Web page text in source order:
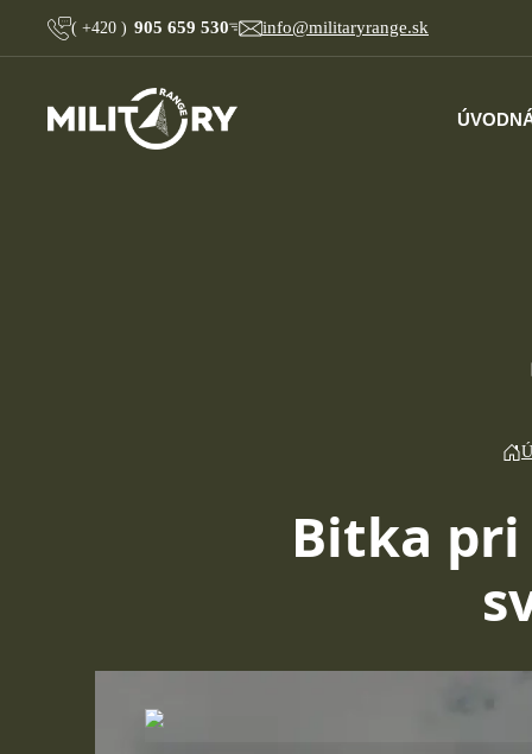
( +420 ) 905 659 530 info@militaryrange.sk
ÚVOD
Bitka